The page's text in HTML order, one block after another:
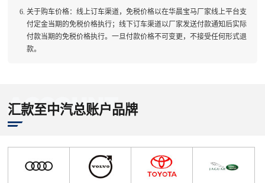
关于购车价格：线上订车渠道，免税价格以在华晨宝马厂家线上平台支
付定金当期的免税价格执行；线下订车渠道以厂家发送付款通知后实际
付款当期的免税价格执行。一旦付款价格不可变更，不接受任何形式退
款。
汇款至中汽总账户品牌